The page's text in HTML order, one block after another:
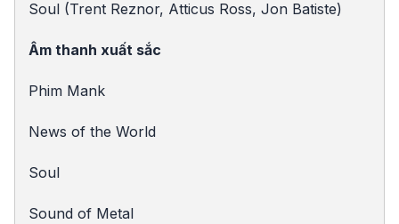
Soul (Trent Reznor, Atticus Ross, Jon Batiste)
Âm thanh xuất sắc
Phim Mank
News of the World
Soul
Sound of Metal